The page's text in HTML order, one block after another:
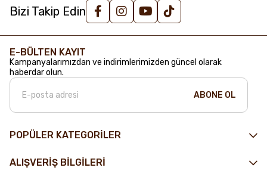
Bizi Takip Edin
POPÜLER KATEGORİLER
ALIŞVERİŞ BİLGİLERİ
E-BÜLTEN KAYIT
Kampanyalarımızdan ve indirimlerimizden güncel olarak
haberdar olun.
ABONE OL